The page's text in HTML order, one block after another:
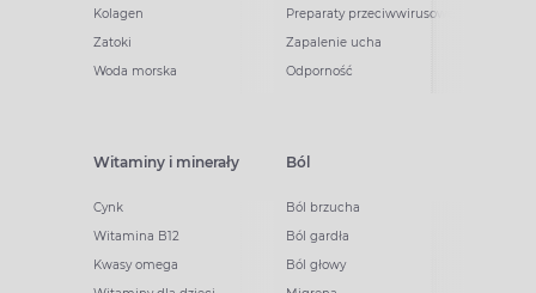
Kolagen
Zatoki
Woda morska
Preparaty przeciwwirusowe
Zapalenie ucha
Odporność
Witaminy i minerały
Cynk
Witamina B12
Kwasy omega
Ból
Ból brzucha
Ból gardła
Ból głowy